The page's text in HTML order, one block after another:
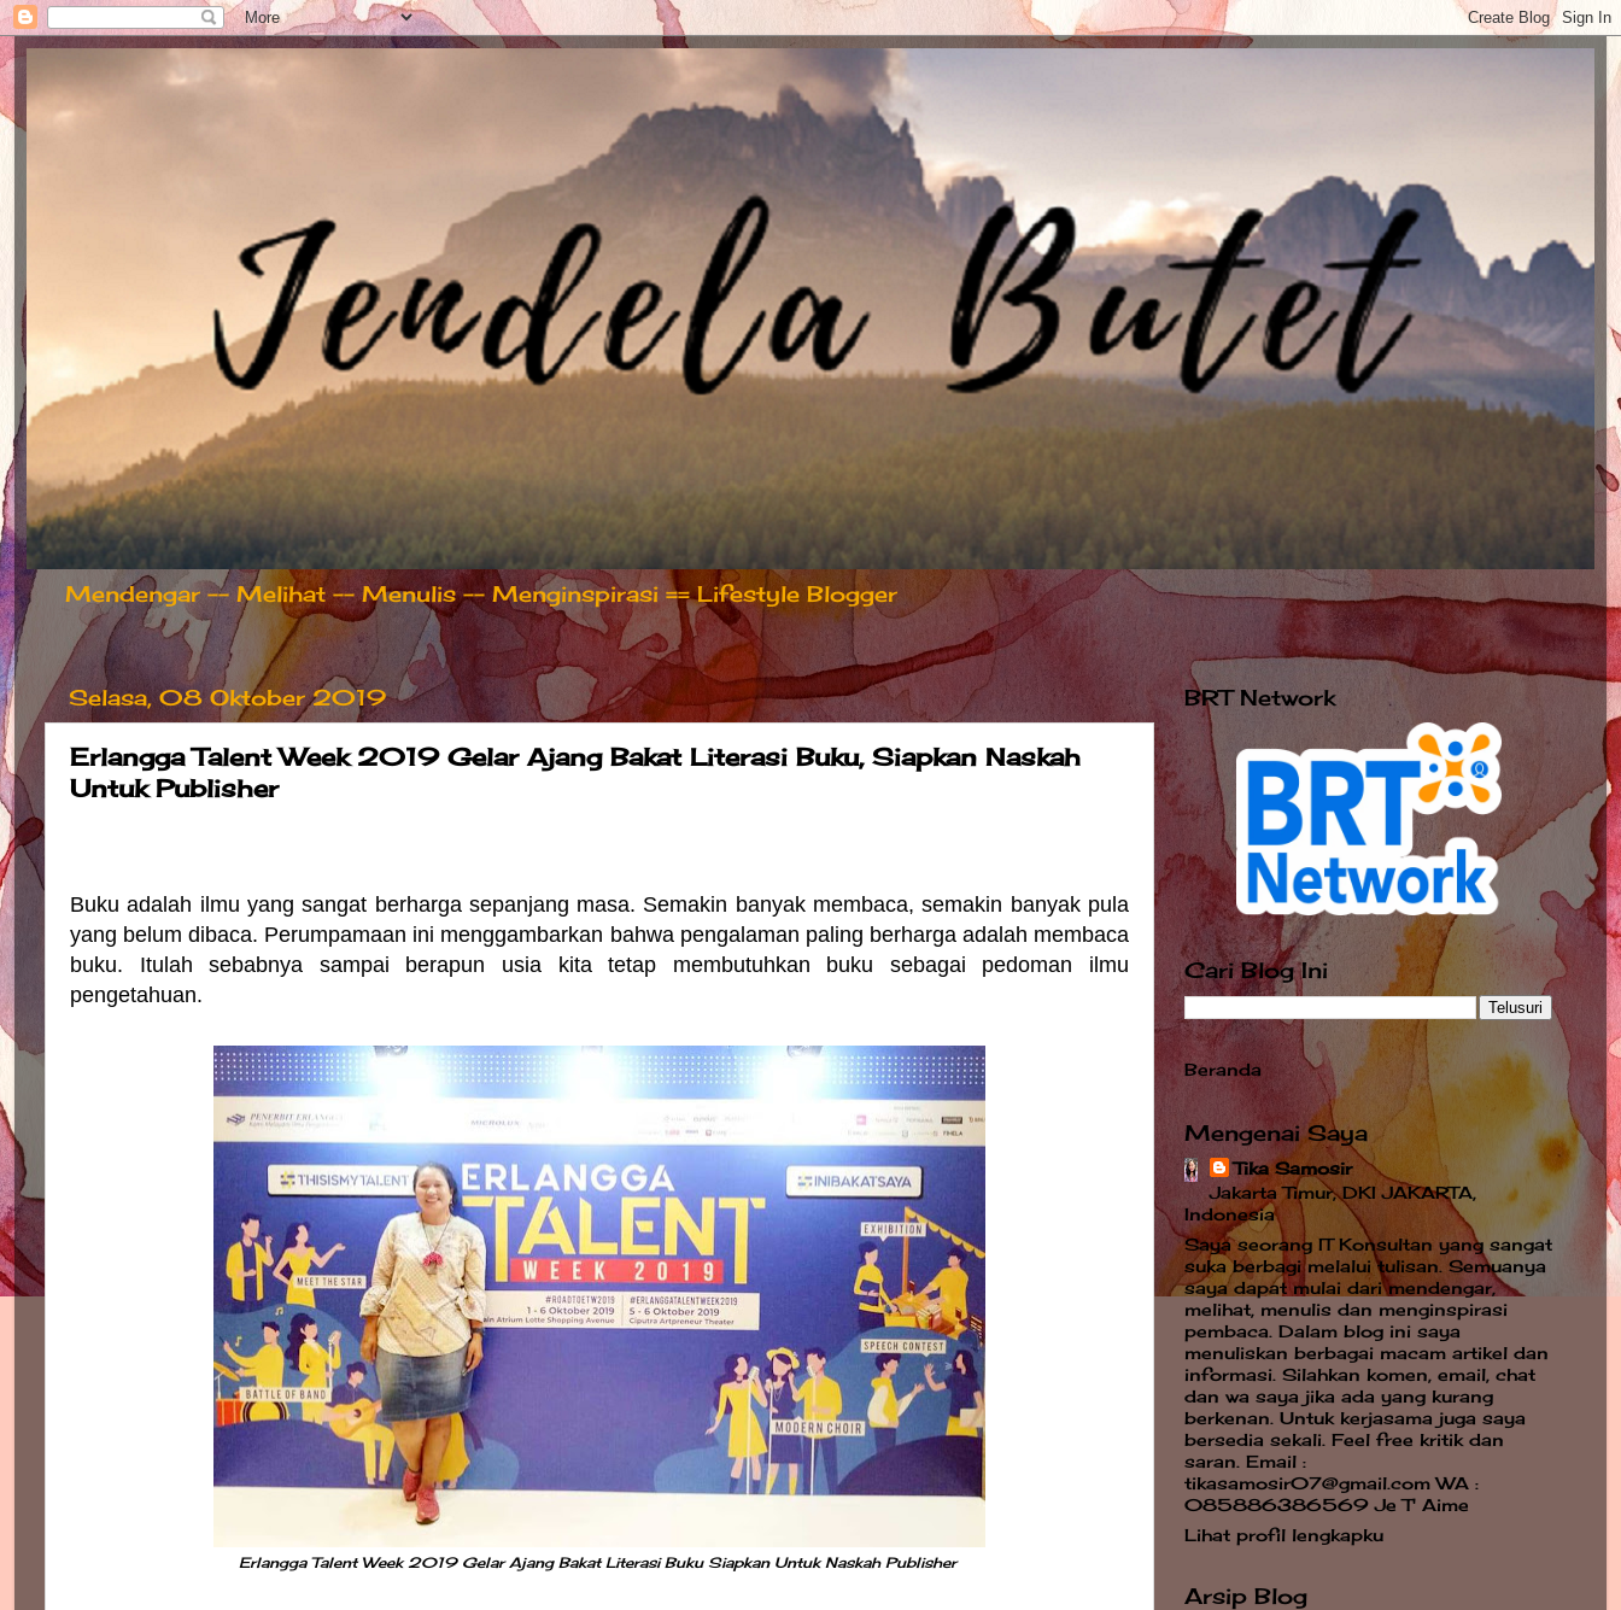
Mendengar -- Melihat -- Menulis -- Menginspirasi == Lifestyle Blogger
Selasa, 08 Oktober 2019
Erlangga Talent Week 2019 Gelar Ajang Bakat Literasi Buku, Siapkan Naskah
Untuk Publisher
Buku adalah ilmu yang sangat berharga sepanjang masa. Semakin banyak membaca, semakin banyak pula
yang belum dibaca. Perumpamaan ini menggambarkan bahwa pengalaman paling berharga adalah membaca
buku. Itulah sebabnya sampai berapun usia kita tetap membutuhkan buku sebagai pedoman ilmu
pengetahuan.
Erlangga Talent Week 2019 Gelar Ajang Bakat Literasi Buku Siapkan Untuk Naskah Publisher
BRT Network
Cari Blog Ini
Beranda
Mengenai Saya
Tika Samosir
Jakarta Timur, DKI JAKARTA,
Indonesia
Saya seorang IT Konsultan yang sangat
suka berbagi melalui tulisan. Semuanya
saya dapat mulai dari mendengar,
melihat, menulis dan menginspirasi
pembaca. Dalam blog ini saya
menuliskan berbagai macam artikel dan
informasi. Silahkan komen, email, chat
dan wa saya jika ada yang kurang
berkenan. Untuk kerjasama juga saya
bersedia sekali. Feel free kritik dan
saran. Email :
tikasamosir07@gmail.com WA :
085886386569 Je T' Aime
Lihat profil lengkapku
Arsip Blog